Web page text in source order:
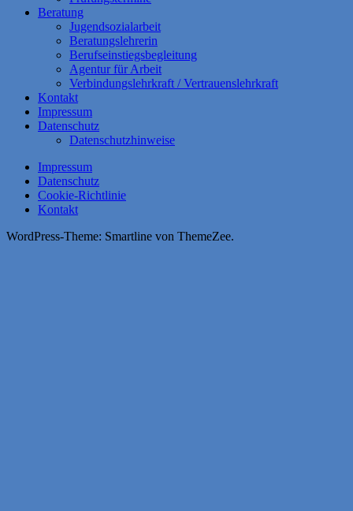
Beratung
Jugendsozialarbeit
Beratungslehrerin
Berufseinstiegsbegleitung
Agentur für Arbeit
Verbindungslehrkraft / Vertrauenslehrkraft
Kontakt
Impressum
Datenschutz
Datenschutzhinweise
Impressum
Datenschutz
Cookie-Richtlinie
Kontakt
WordPress-Theme: Smartline von ThemeZee.